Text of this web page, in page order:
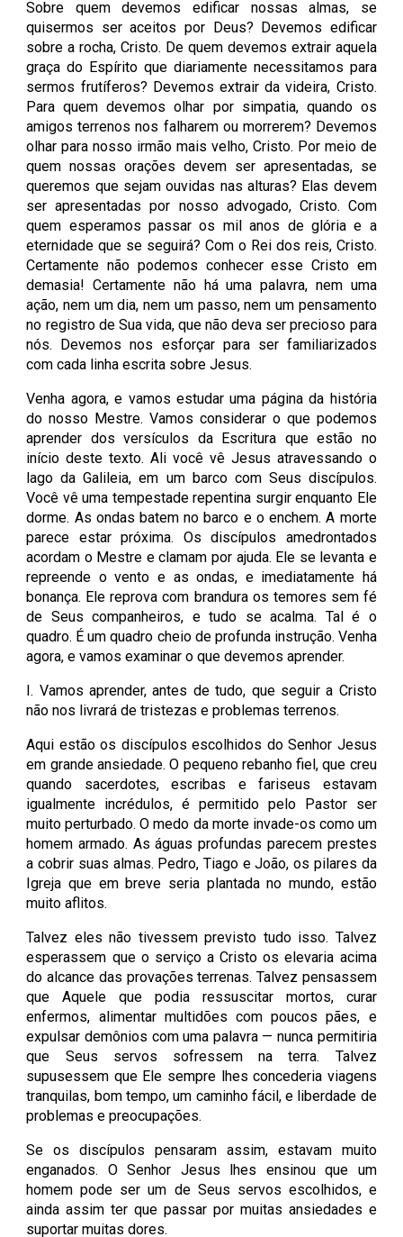
Sobre quem devemos edificar nossas almas, se
quisermos ser aceitos por Deus? Devemos edificar
sobre a rocha, Cristo. De quem devemos extrair aquela
graça do Espírito que diariamente necessitamos para
sermos frutíferos? Devemos extrair da videira, Cristo.
Para quem devemos olhar por simpatia, quando os
amigos terrenos nos falharem ou morrerem? Devemos
olhar para nosso irmão mais velho, Cristo. Por meio de
quem nossas orações devem ser apresentadas, se
queremos que sejam ouvidas nas alturas? Elas devem
ser apresentadas por nosso advogado, Cristo. Com
quem esperamos passar os mil anos de glória e a
eternidade que se seguirá? Com o Rei dos reis, Cristo.
Certamente não podemos conhecer esse Cristo em
demasia! Certamente não há uma palavra, nem uma
ação, nem um dia, nem um passo, nem um pensamento
no registro de Sua vida, que não deva ser precioso para
nós. Devemos nos esforçar para ser familiarizados
com cada linha escrita sobre Jesus.
Venha agora, e vamos estudar uma página da história
do nosso Mestre. Vamos considerar o que podemos
aprender dos versículos da Escritura que estão no
início deste texto. Ali você vê Jesus atravessando o
lago da Galileia, em um barco com Seus discípulos.
Você vê uma tempestade repentina surgir enquanto Ele
dorme. As ondas batem no barco e o enchem. A morte
parece estar próxima. Os discípulos amedrontados
acordam o Mestre e clamam por ajuda. Ele se levanta e
repreende o vento e as ondas, e imediatamente há
bonança. Ele reprova com brandura os temores sem fé
de Seus companheiros, e tudo se acalma. Tal é o
quadro. É um quadro cheio de profunda instrução. Venha
agora, e vamos examinar o que devemos aprender.
I. Vamos aprender, antes de tudo, que seguir a Cristo
não nos livrará de tristezas e problemas terrenos.
Aqui estão os discípulos escolhidos do Senhor Jesus
em grande ansiedade. O pequeno rebanho fiel, que creu
quando sacerdotes, escribas e fariseus estavam
igualmente incrédulos, é permitido pelo Pastor ser
muito perturbado. O medo da morte invade-os como um
homem armado. As águas profundas parecem prestes
a cobrir suas almas. Pedro, Tiago e João, os pilares da
Igreja que em breve seria plantada no mundo, estão
muito aflitos.
Talvez eles não tivessem previsto tudo isso. Talvez
esperassem que o serviço a Cristo os elevaria acima
do alcance das provações terrenas. Talvez pensassem
que Aquele que podia ressuscitar mortos, curar
enfermos, alimentar multidões com poucos pães, e
expulsar demônios com uma palavra — nunca permitiria
que Seus servos sofressem na terra. Talvez
supusessem que Ele sempre lhes concederia viagens
tranquilas, bom tempo, um caminho fácil, e liberdade de
problemas e preocupações.
Se os discípulos pensaram assim, estavam muito
enganados. O Senhor Jesus lhes ensinou que um
homem pode ser um de Seus servos escolhidos, e
ainda assim ter que passar por muitas ansiedades e
suportar muitas dores.